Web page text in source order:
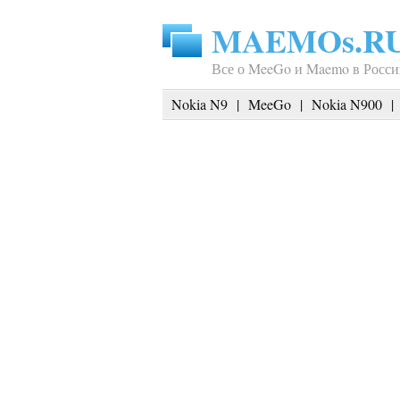
Все о MeeGo и Maemo в
Nokia N9 | MeeGo | Nokia N900 |